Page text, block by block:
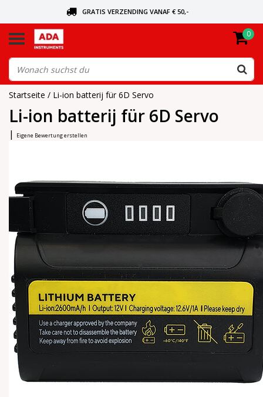
GRATIS VERZENDING VANAF € 50,-
VANDAAG BESTELD, VANDAAG VERZONDEN
0
Startseite / Li-ion batterij für 6D Servo
Li-ion batterij für 6D Servo
| Eigene Bewertung erstellen